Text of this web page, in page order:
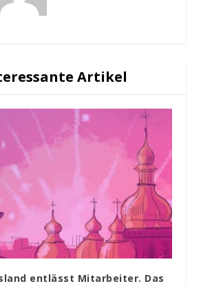
Artikel
entlässt Mitarbeiter. Das